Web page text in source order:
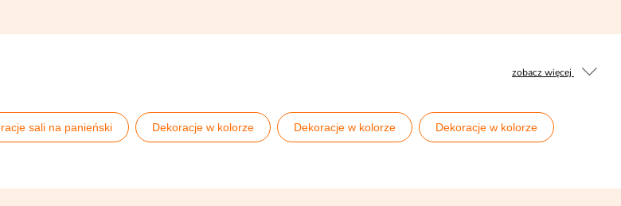
zobacz więcej
sali na panieński Dekoracje w kolorze Dekoracje w kolorze Dekoracje w kolorze